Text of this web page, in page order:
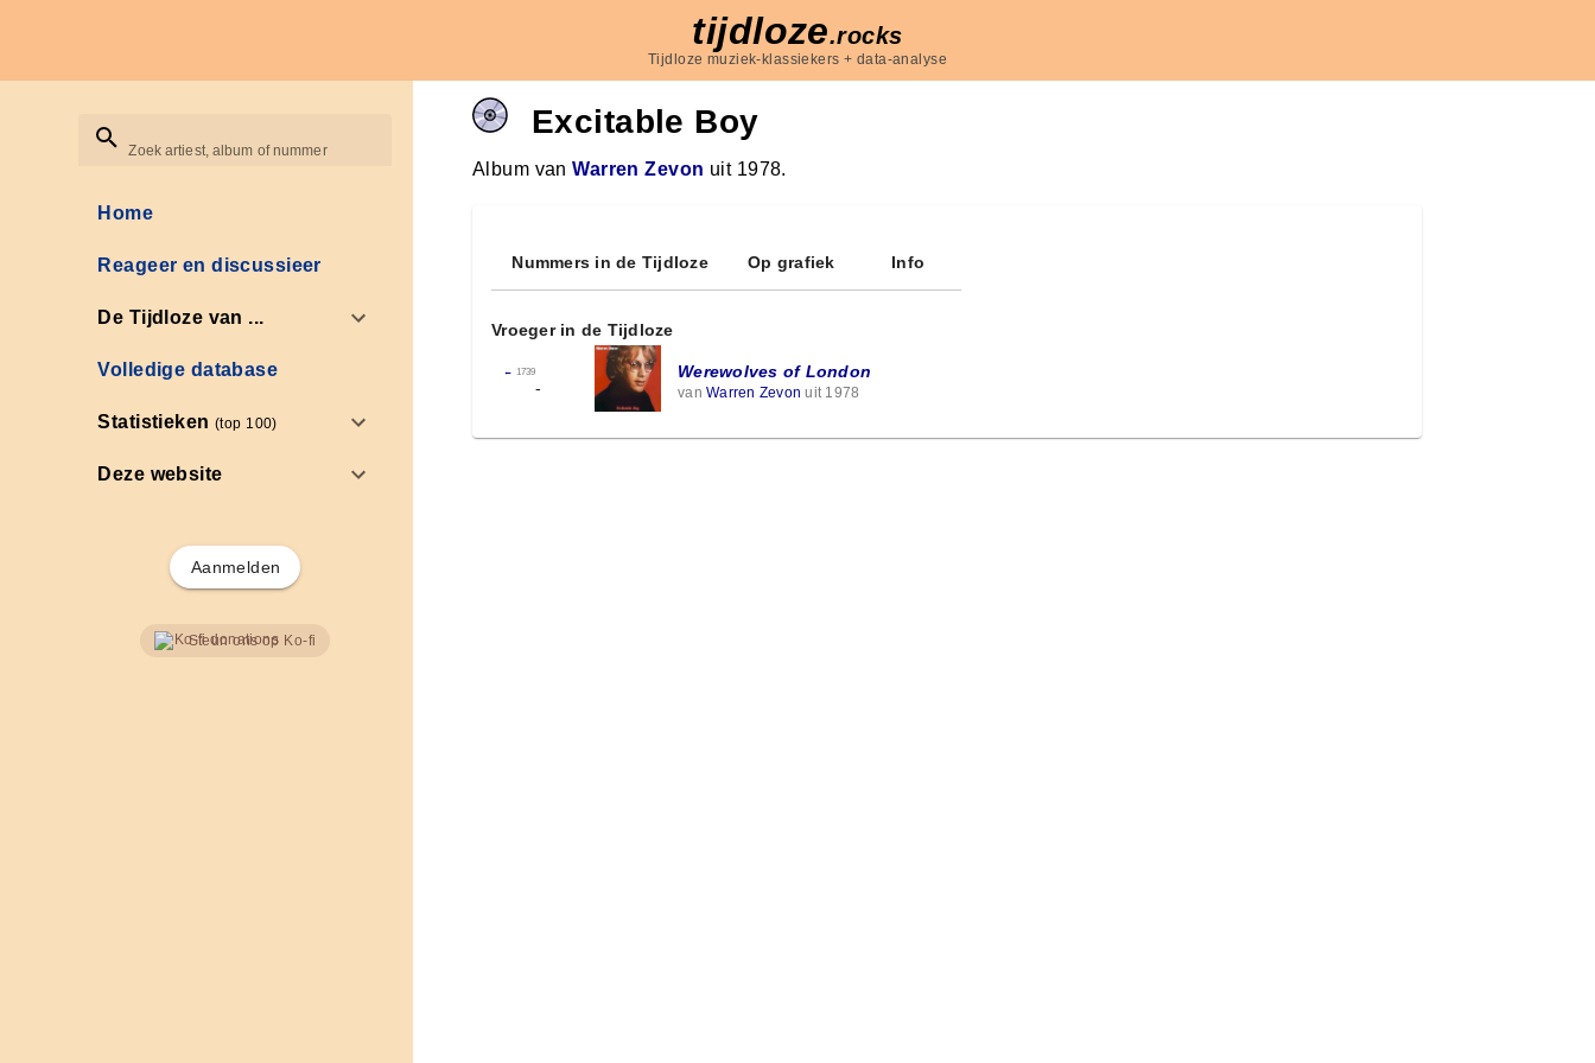
tijdloze.rocks
Tijdloze muziek-klassiekers + data-analyse
Zoek artiest, album of nummer
Home
Reageer en discussieer
De Tijdloze van ...
Volledige database
Statistieken(top 100)
Deze website
Aanmelden
Steun ons op Ko-fi
Excitable Boy
Album vanWarren Zevon uit 1978.
Nummers in de Tijdloze Op grafiek Info
Vroeger in de Tijdloze
← 1739
-
Werewolves of London
van Warren Zevon uit 1978